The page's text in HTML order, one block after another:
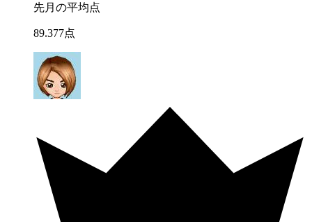
先月の平均点
89.377点